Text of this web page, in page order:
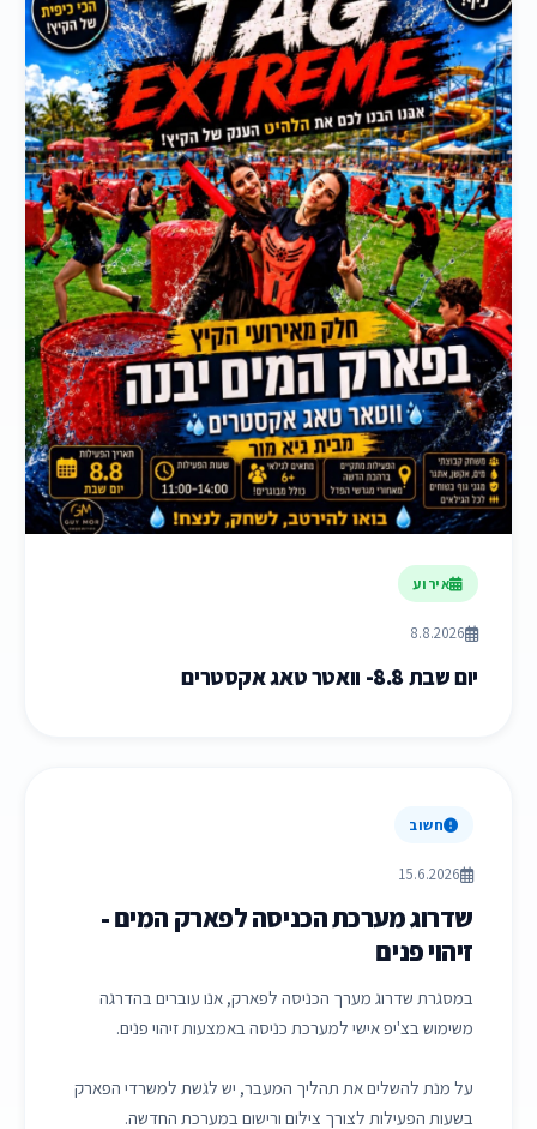
אירוע
8.8.2026
יום שבת 8.8- וואטר טאג אקסטרים
חשוב
15.6.2026
שדרוג מערכת הכניסה לפארק המים -
זיהוי פנים
במסגרת שדרוג מערך הכניסה לפארק, אנו עוברים בהדרגה
משימוש בצ'יפ אישי למערכת כניסה באמצעות זיהוי פנים.
על מנת להשלים את תהליך המעבר, יש לגשת למשרדי הפארק
בשעות הפעילות לצורך צילום ורישום במערכת החדשה.